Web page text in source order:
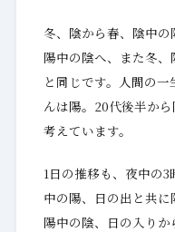
冬、陰から春、陰中の
陽中の陰へ、また冬
と同じです。人間の
んは陽。20代後半か
考えています。
1日の推移も、夜中の
中の陽、日の出と共
陽中の陰、日の入り